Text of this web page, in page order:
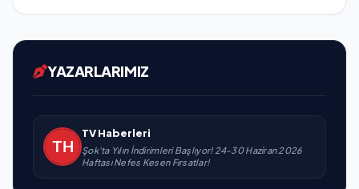
YAZARLARIMIZ
TV Haberleri
Şok'ta Yılın İndirimleri Başlıyor! 24-30 Haziran 2026
Haftası Nefes Kesen Fırsatlar!